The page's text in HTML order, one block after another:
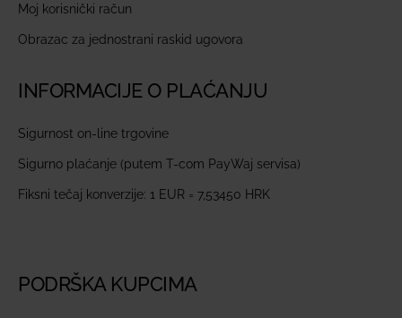
Moj korisnički račun
Obrazac za jednostrani raskid ugovora
INFORMACIJE O PLAĆANJU
Sigurnost on-line trgovine
Sigurno plaćanje (putem T-com PayWaj servisa)
Fiksni tečaj konverzije: 1 EUR = 7,53450 HRK
PODRŠKA KUPCIMA